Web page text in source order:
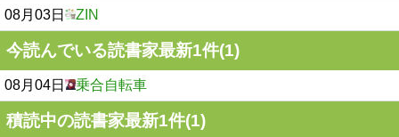
08月03日 ZIN
今読んでいる読書家最新1件(1)
08月04日 乗合自転車
積読中の読書家最新1件(1)